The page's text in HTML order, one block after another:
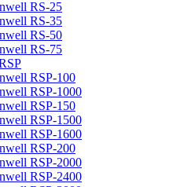
RS-25
RS-35
RS-50
RS-75
RSP-100
RSP-1000
RSP-150
RSP-1500
RSP-1600
RSP-200
RSP-2000
RSP-2400